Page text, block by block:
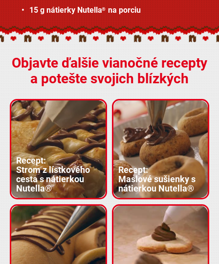
15 g nátierky Nutella®na porciu
Objavte ďalšie vianočné recepty
a potešte svojich blízkých
Recept:
Strom z lístkového
cesta s nátierkou
Nutella®
Recept:
Maslové sušienky s
nátierkou Nutella®